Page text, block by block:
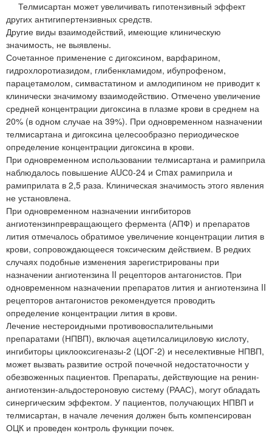
Телмисартан может увеличивать гипотензивный эффект
других антигипертензивных средств.
Другие виды взаимодействий, имеющие клиническую
значимость, не выявлены.
Сочетанное применение с дигоксином, варфарином,
гидрохлоротиазидом, глибенкламидом, ибупрофеном,
парацетамолом, симвастатином и амлодипином не приводит к
клинически значимому взаимодействию. Отмечено увеличение
средней концентрации дигоксина в плазме крови в среднем на
20% (в одном случае на 39%). При одновременном назначении
телмисартана и дигоксина целесообразно периодическое
определение концентрации дигоксина в крови.
При одновременном использовании телмисартана и рамиприла
наблюдалось повышение АUС0-24 и Сmax рамиприла и
рамиприлата в 2,5 раза. Клиническая значимость этого явления
не установлена.
При одновременном назначении ингибиторов
ангиотензинпревращающего фермента (АПФ) и препаратов
лития отмечалось обратимое увеличение концентрации лития в
крови, сопровождающееся токсическим действием. В редких
случаях подобные изменения зарегистрированы при
назначении ангиотензина II рецепторов антагонистов. При
одновременном назначении препаратов лития и ангиотензина II
рецепторов антагонистов рекомендуется проводить
определение концентрации лития в крови.
Лечение нестероидными противовоспалительными
препаратами (НПВП), включая ацетилсалициловую кислоту,
ингибиторы циклооксигеназы-2 (ЦОГ-2) и неселективные НПВП,
может вызвать развитие острой почечной недостаточности у
обезвоженных пациентов. Препараты, действующие на ренин-
ангиотензин-альдостероновую систему (РААС), могут обладать
синергическим эффектом. У пациентов, получающих НПВП и
телмисартан, в начале лечения должен быть компенсирован
ОЦК и проведен контроль функции почек.